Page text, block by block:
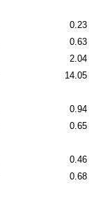
0.23
0.63
2.04
14.05
0.94
0.65
0.46
0.68